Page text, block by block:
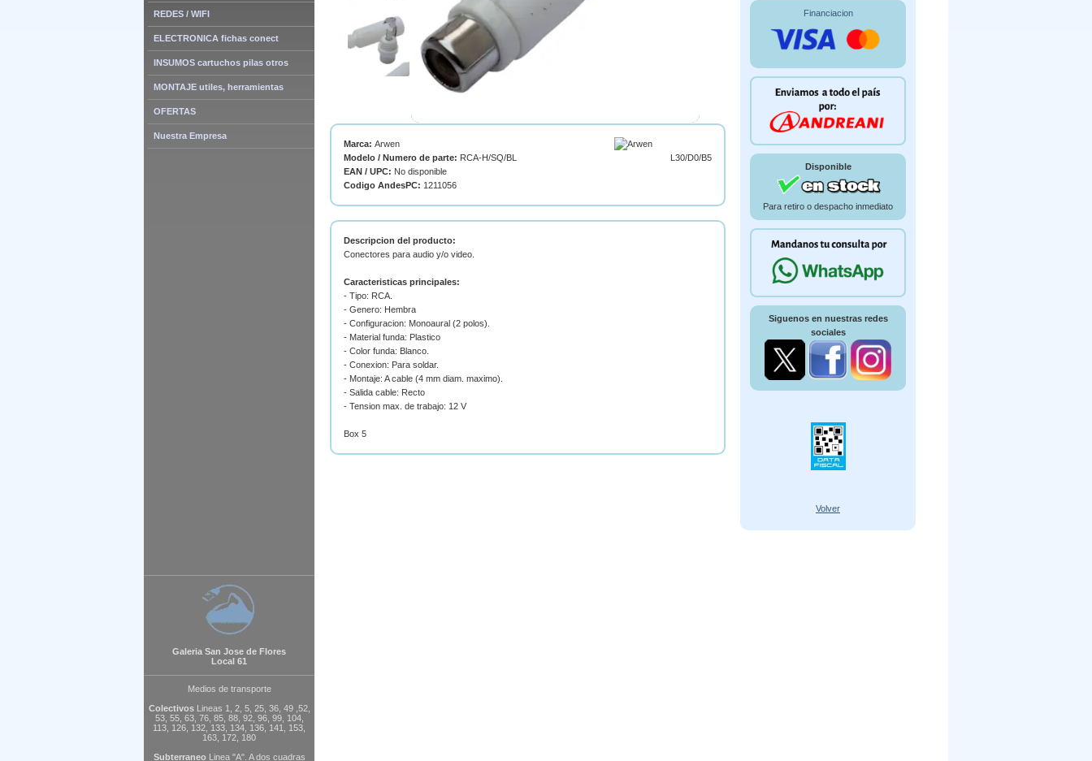
REDES / WIFI
ELECTRONICA fichas conect
INSUMOS cartuchos pilas otros
MONTAJE utiles, herramientas
OFERTAS
Nuestra Empresa
Galeria San Jose de Flores
Local 61
Medios de transporte
ColectivosLineas 1, 2, 5, 25, 36, 49 ,52,
53, 55, 63, 76, 85, 88, 92, 96, 99, 104,
113, 126, 132, 133, 134, 136, 141, 153,
163, 172, 180
Subterraneo Linea "A". A dos cuadras
L30/D0/B5
Marca: Arwen
Modelo / Numero de parte: RCA-H/SQ/BL
EAN / UPC: No disponible
Codigo AndesPC: 1211056
Descripcion del producto:
Conectores para audio y/o video.
Caracteristicas principales:
- Tipo: RCA.
- Genero: Hembra
- Configuracion: Monoaural (2 polos).
- Material funda: Plastico
- Color funda: Blanco.
- Conexion: Para soldar.
- Montaje: A cable (4 mm diam. maximo).
- Salida cable: Recto
- Tension max. de trabajo: 12 V
Box 5
Financiacion
Disponible
Para retiro o despacho inmediato
Siguenos en nuestras redes
sociales
Volver